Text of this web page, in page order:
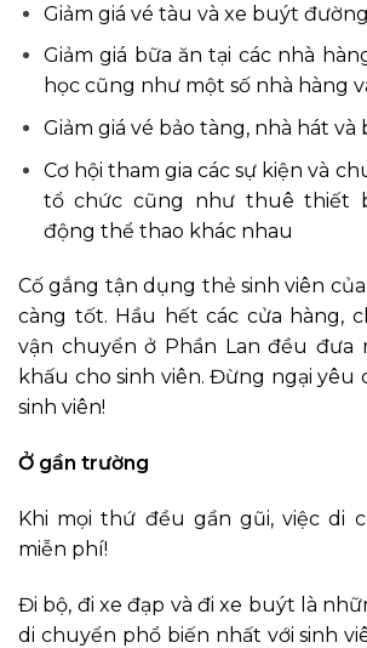
Giảm giá vé tàu và xe buýt
Giảm giá bữa ăn tại các nhà
học cũng như một số nhà hàng
Giảm giá vé bảo tàng, nhà hát và
Cơ hội tham gia các sự kiện và
tổ chức cũng như thuê thiết
động thể thao khác nhau
Cố gắng tận dụng thẻ sinh viên
càng tốt. Hầu hết các cửa hàng,
vận chuyển ở Phần Lan đều đưa
khấu cho sinh viên. Đừng ngại yêu
sinh viên!
Ở gần trường
Khi mọi thứ đều gần gũi, việc di
miễn phí!
Đi bộ, đi xe đạp và đi xe buýt là
di chuyển phổ biến nhất với sinh